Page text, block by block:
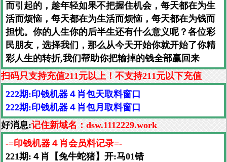
而引起的，趁年轻如果不把握住机会，每天都在为生
活而烦恼，每天都在为生活而烦恼，每天都在为钱而
担忧。你的人生你的后半生还有什么意义呢？各位彩
民朋友，选择我们，那么从今天开始你就开始了你精
彩人生的转折,我们帮助你把输掉的钱全部赢回来
扫码只支持充值211元以上！不支持211元以下充值
222期:印钱机器４肖包天取料窗口
222期:印钱机器４肖包月取料窗口
好消息:记住新域名：dsw.1112229.work
-=印钱机器４肖会员料记录=-
221期:４肖【兔牛蛇猪】开:马01错